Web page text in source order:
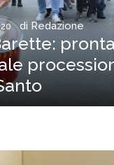
di Redazione